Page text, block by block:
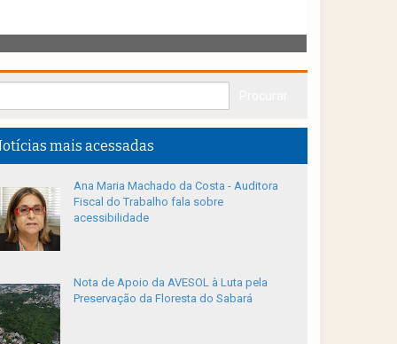
mais acessadas
Ana Maria Machado da Costa - Auditora
Fiscal do Trabalho fala sobre
acessibilidade
Nota de Apoio da AVESOL à Luta pela
Preservação da Floresta do Sabará